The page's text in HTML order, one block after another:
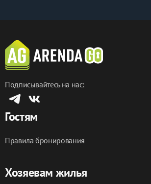
Подписывайтесь на нас:
Гостям
Правила бронирования
Хозяевам жилья